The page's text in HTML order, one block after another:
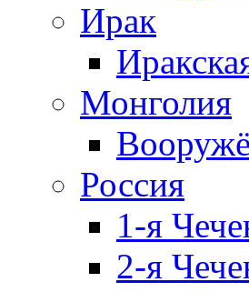
Ирак
Монголия
Россия
1-я
2-я